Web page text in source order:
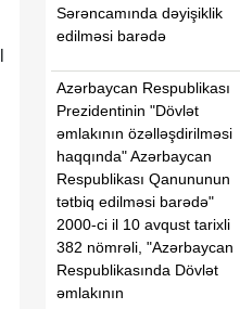
Sərəncamında dəyişiklik
edilməsi barədə
Azərbaycan Respublikası
Prezidentinin "Dövlət
əmlakının özəlləşdirilməsi
haqqında" Azərbaycan
Respublikası Qanununun
tətbiq edilməsi barədə"
2000-ci il 10 avqust tarixli
382 nömrəli, "Azərbaycan
Respublikasında Dövlət
əmlakının